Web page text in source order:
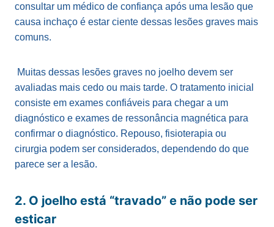
consultar um médico de confiança após uma lesão que
causa inchaço é estar ciente dessas lesões graves mais
comuns.
Muitas dessas lesões graves no joelho devem ser
avaliadas mais cedo ou mais tarde. O tratamento inicial
consiste em exames confiáveis ​​para chegar a um
diagnóstico e exames de ressonância magnética para
confirmar o diagnóstico. Repouso, fisioterapia ou
cirurgia podem ser considerados, dependendo do que
parece ser a lesão.
2. O joelho está “travado” e não pode ser
esticar